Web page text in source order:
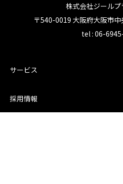
株式会社ジール
〒540-0019 大阪府大阪市
tel : 06-
サービス
採用情報